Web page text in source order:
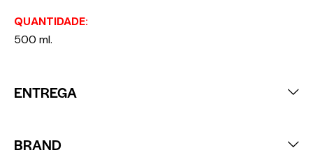
QUANTIDADE:
500 ml.
ENTREGA
BRAND